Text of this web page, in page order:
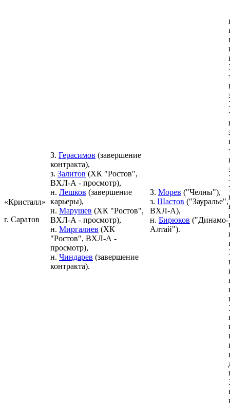
«Кристалл»
г. Саратов
З. Герасимов (завершение
контракта),
з. Залитов (ХК "Ростов",
ВХЛ-А - просмотр),
н. Лешков (завершение
карьеры),
н. Марушев (ХК "Ростов",
ВХЛ-А - просмотр),
н. Миргалиев (ХК
"Ростов", ВХЛ-А -
просмотр),
н. Чиндарев (завершение
контракта).
З. Морев ("Челны"),
з. Шастов ("Зауралье",
ВХЛ-А),
н. Бирюков ("Динамо-
Алтай").